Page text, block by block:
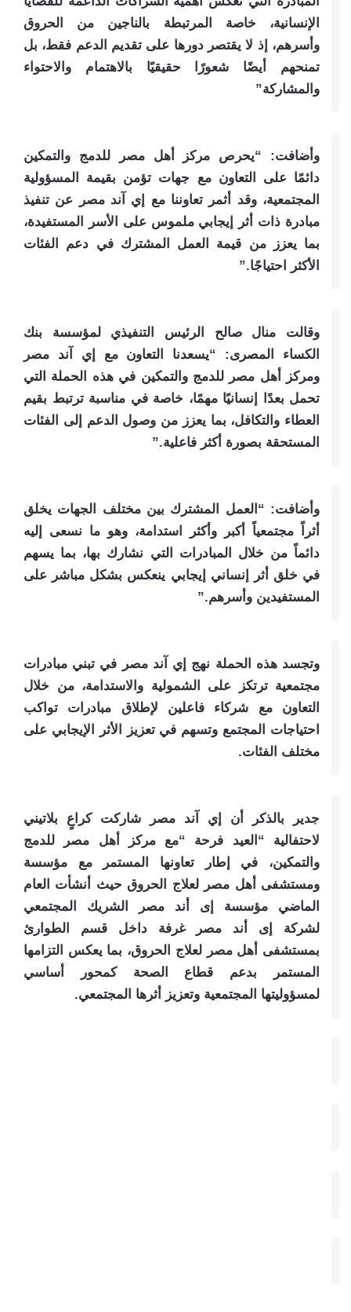
الإنسانية، خاصة المرتبطة بالناجين من الحروق
وأسرهم، إذ لا يقتصر دورها على تقديم الدعم فقط، بل
تمنحهم أيضًا شعورًا حقيقيًا بالاهتمام والاحتواء
والمشاركة”
وأضافت: “يحرص مركز أهل مصر للدمج والتمكين
دائمًا على التعاون مع جهات تؤمن بقيمة المسؤولية
المجتمعية، وقد أثمر تعاوننا مع إي آند مصر عن تنفيذ
مبادرة ذات أثر إيجابي ملموس على الأسر المستفيدة،
بما يعزز من قيمة العمل المشترك في دعم الفئات
الأكثر احتياجًا.”
وقالت منال صالح الرئيس التنفيذي لمؤسسة بنك
الكساء المصرى: “يسعدنا التعاون مع إي آند مصر
ومركز أهل مصر للدمج والتمكين في هذه الحملة التي
تحمل بعدًا إنسانيًا مهمًا، خاصة في مناسبة ترتبط بقيم
العطاء والتكافل، بما يعزز من وصول الدعم إلى الفئات
المستحقة بصورة أكثر فاعلية.”
وأضافت: “العمل المشترك بين مختلف الجهات يخلق
أثراً مجتمعياً أكبر وأكثر استدامة، وهو ما نسعى إليه
دائماً من خلال المبادرات التي نشارك بها، بما يسهم
في خلق أثر إنساني إيجابي ينعكس بشكل مباشر على
المستفيدين وأسرهم.”
وتجسد هذه الحملة نهج إي آند مصر في تبني مبادرات
مجتمعية ترتكز على الشمولية والاستدامة، من خلال
التعاون مع شركاء فاعلين لإطلاق مبادرات تواكب
احتياجات المجتمع وتسهم في تعزيز الأثر الإيجابي على
مختلف الفئات.
جدير بالذكر أن إي آند مصر شاركت كراعٍ بلاتيني
لاحتفالية “العيد فرحة “مع مركز أهل مصر للدمج
والتمكين، في إطار تعاونها المستمر مع مؤسسة
ومستشفى أهل مصر لعلاج الحروق حيث أنشأت العام
الماضي مؤسسة إى أند مصر الشريك المجتمعي
لشركة إى أند مصر غرفة داخل قسم الطوارئ
بمستشفى أهل مصر لعلاج الحروق، بما يعكس التزامها
المستمر بدعم قطاع الصحة كمحور أساسي
لمسؤوليتها المجتمعية وتعزيز أثرها المجتمعي.